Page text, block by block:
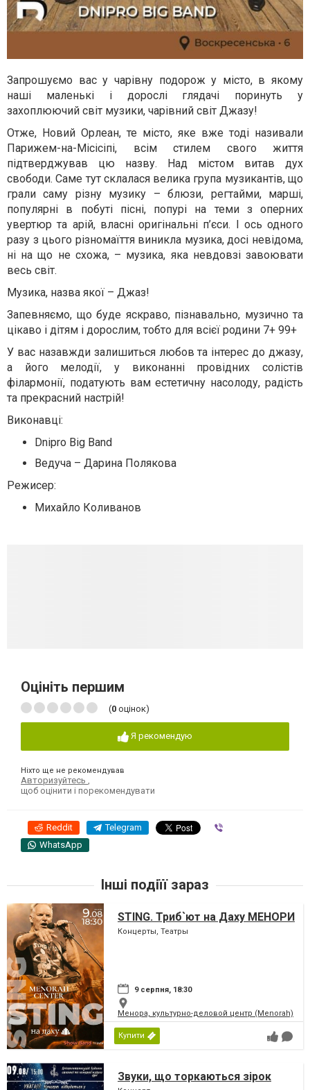
Запрошуємо вас у чарівну подорож у місто, в якому
наші маленькі і дорослі глядачі поринуть у
захоплюючий світ музики, чарівний світ Джазу!
Отже, Новий Орлеан, те місто, яке вже тоді називали
Парижем-на-Місісіпі, всім стилем свого життя
підтверджував цю назву. Над містом витав дух
свободи. Саме тут склалася велика група музикантів, що
грали саму різну музику – блюзи, регтайми, марші,
популярні в побуті пісні, попурі на теми з оперних
увертюр та арій, власні оригінальні п’єси. І ось одного
разу з цього різномаїття виникла музика, досі невідома,
ні на що не схожа, – музика, яка невдовзі завоювати
весь світ.
Музика, назва якої – Джаз!
Запевняємо, що буде яскраво, пізнавально, музично та
цікаво і дітям і дорослим, тобто для всієї родини 7+ 99+
У вас назавжди залишиться любов та інтерес до джазу,
а його мелодії, у виконанні провідних солістів
філармонії, податують вам естетичну насолоду, радість
та прекрасний настрій!
Виконавці:
Dnipro Big Band
Ведуча – Дарина Полякова
Режисер:
Михайло Коливанов
Оцініть першим
(0 оцінок)
Я рекомендую
Ніхто ще не рекомендував
Авторизуйтесь
щоб оцінити і порекомендувати
Reddit Telegram
WhatsApp
Інші подіїї зараз
STING. Триб`ют на Даху МЕНОРИ
Концерты, Театры
9 серпня, 18:30
Менора, культурно-деловой центр (Menorah)
Купити
Звуки, що торкаються зірок